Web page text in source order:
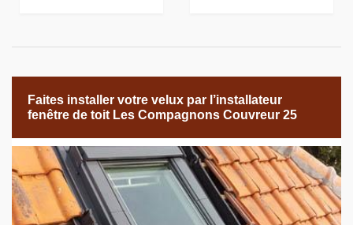
Faites installer votre velux par l’installateur
fenêtre de toit Les Compagnons Couvreur 25